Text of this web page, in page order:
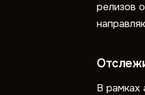
релизов
В рамках